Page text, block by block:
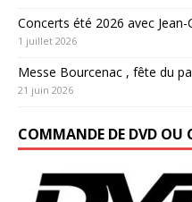
Concerts été 2026 avec Jean-
1 juillet 2026
Messe Bourcenac , fête du
21 juin 2026
COMMANDE DE DVD OU